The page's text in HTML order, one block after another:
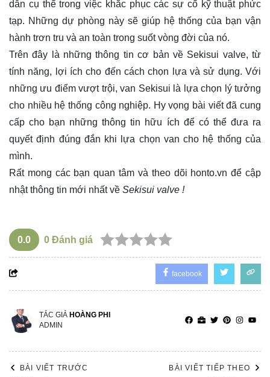
dẫn cụ thể trong việc khắc phục các sự cố kỹ thuật phức
tạp. Những dự phòng này sẽ giúp hệ thống của bạn vận
hành trơn tru và an toàn trong suốt vòng đời của nó.
Trên đây là những thông tin cơ bản về Sekisui valve, từ
tính năng, lợi ích cho đến cách chọn lựa và sử dụng. Với
những ưu điểm vượt trội, van Sekisui là lựa chọn lý tưởng
cho nhiều hệ thống công nghiệp. Hy vọng bài viết đã cung
cấp cho bạn những thông tin hữu ích để có thể đưa ra
quyết định đúng đắn khi lựa chọn van cho hệ thống của
mình.
Rất mong các bạn quan tâm và theo dõi honto.vn để cập
nhật thông tin mới nhất về Sekisui valve !
0.0 0 Đánh giá
facebook
TÁC GIẢ HOÀNG PHI
ADMIN
BÀI VIẾT TRƯỚC BÀI VIẾT TIẾP THEO